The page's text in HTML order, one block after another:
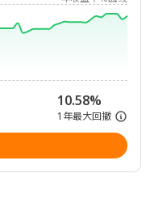
10.58%
1年最大回撤